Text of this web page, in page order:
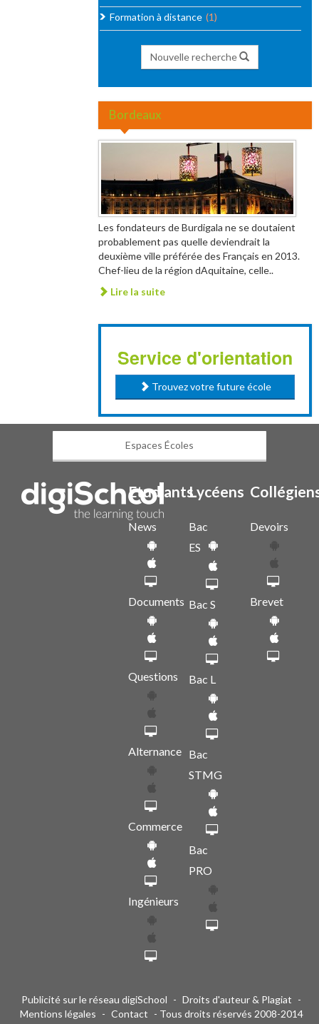
Formation à distance (1)
Nouvelle recherche
Bordeaux
Les fondateurs de Burdigala ne se doutaient
probablement pas quelle deviendrait la
deuxième ville préférée des Français en 2013.
Chef-lieu de la région dAquitaine, celle..
Lire la suite
Service d'orientation
Trouvez votre future école
Espaces Écoles
Etudiants
News
Documents
Questions
Alternance
Commerce
Ingénieurs
Lycéens
Bac
ES
Bac S
Bac L
Bac
STMG
Bac
PRO
Devoirs
Brevet
Publicité sur le réseau digiSchool - Droits d'auteur & Plagiat -
Mentions légales - Contact - Tous droits réservés 2008-2014